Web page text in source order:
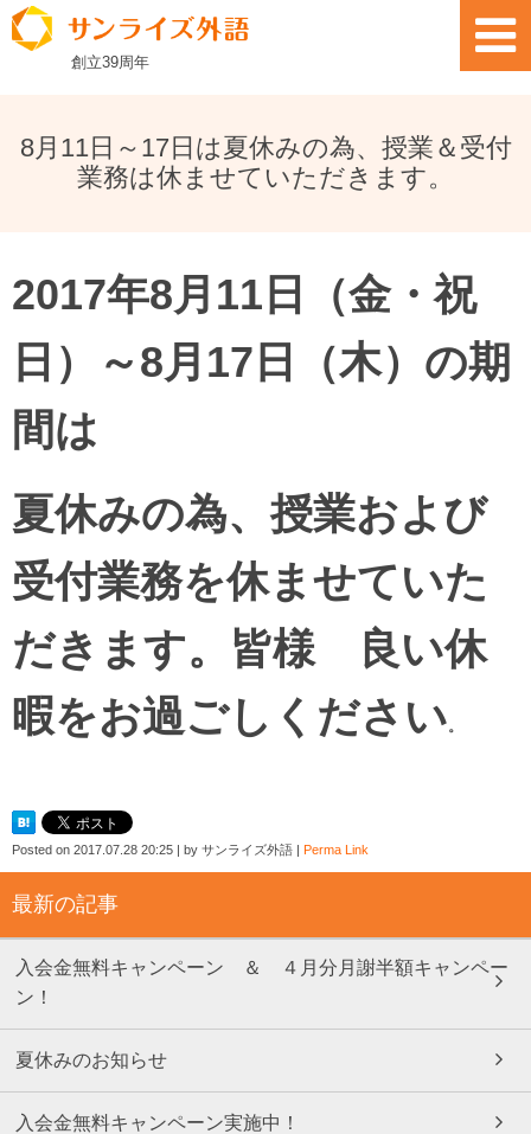
創立39周年
8月11日～17日は夏休みの為、授業＆受付
業務は休ませていただきます。
2017年8月11日（金・祝
日）～8月17日（木）の期
間は
夏休みの為、授業および
受付業務を休ませていた
だきます。 皆様 良い休
暇をお過ごしください。
Posted on 2017.07.28 20:25 | by サンライズ外語 | Perma Link
最新の記事
入会金無料キャンペーン ＆ ４月分月謝半額キャンペー
ン！
夏休みのお知らせ
入会金無料キャンペーン実施中！